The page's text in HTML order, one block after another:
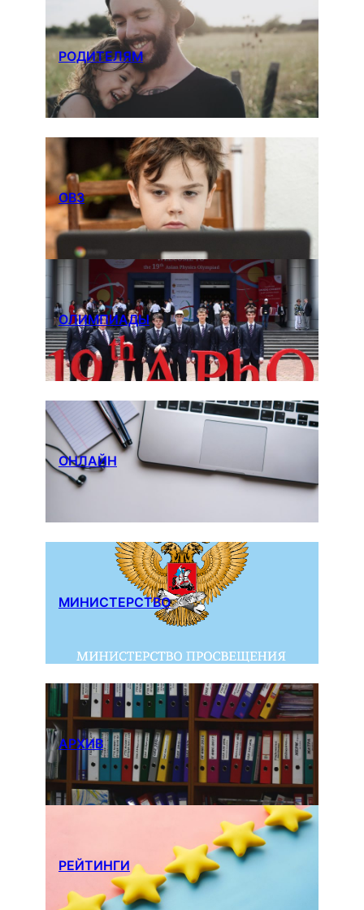
РОДИТЕЛЯМ
ОВЗ
ОЛИМПИАДЫ
ОНЛАЙН
МИНИСТЕРСТВО
АРХИВ
РЕЙТИНГИ